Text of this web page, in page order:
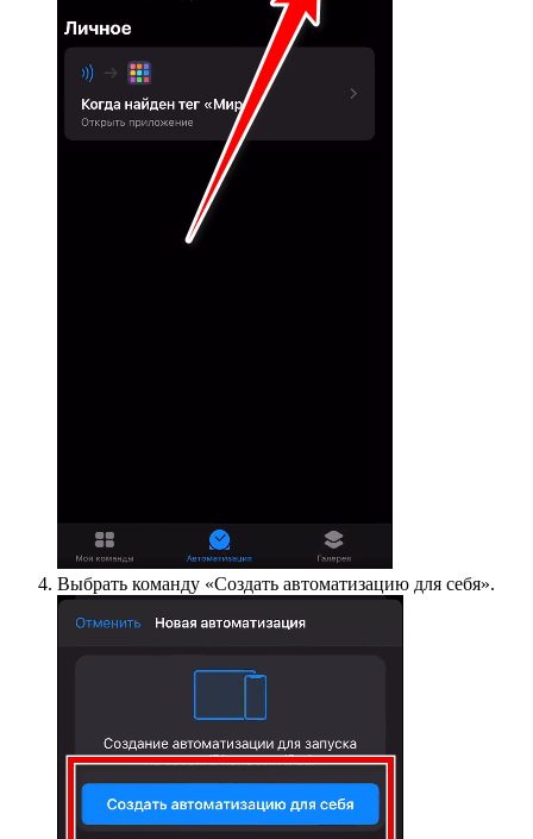
Выбрать команду «Создать автоматизацию для себя».